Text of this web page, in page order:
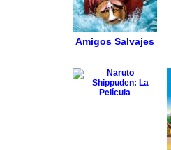
Amigos Salvajes